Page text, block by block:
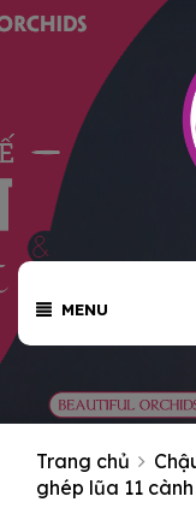
MENU
Trang chủ
ghép lũa 11